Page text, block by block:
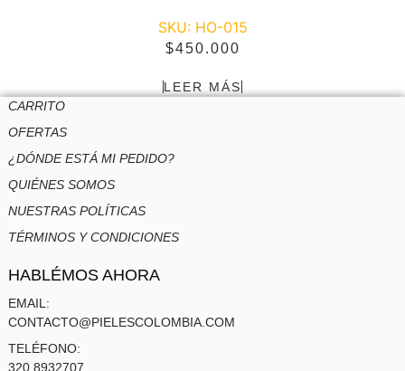
SKU: HO-015
$450.000
LEER MÁS
CARRITO
OFERTAS
¿DÓNDE ESTÁ MI PEDIDO?
QUIÉNES SOMOS
NUESTRAS POLÍTICAS
TÉRMINOS Y CONDICIONES
HABLÉMOS AHORA
EMAIL:
CONTACTO@PIELESCOLOMBIA.COM
TELÉFONO:
320 8932707